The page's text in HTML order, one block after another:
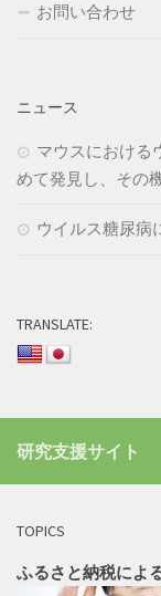
お問い合わせ
ニュース
マウスにおける
めて発見し、その
ウイルス糖尿病
TRANSLATE:
研究支援サイト
TOPICS
ふるさと納税によ